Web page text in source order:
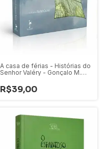
A casa de férias - Histórias do
Senhor Valéry - Gonçalo M.
R$39,00